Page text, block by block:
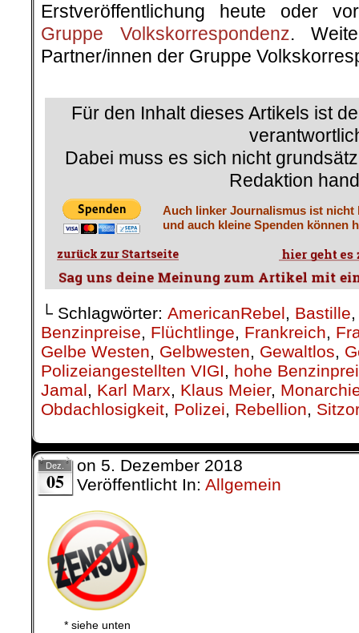
Erstveröffentlichung heute oder
Gruppe Volkskorrespondenz.
Partner/innen der Gruppe
Für den Inhalt dieses Artikels ist
Dabei muss es sich nicht
Redaktion
Auch linker Journalismus ist nicht
und auch kleine Spenden können
└ Schlagwörter: AmericanRebel, Bastille
Benzinpreise, Flüchtlinge, Frankreich,
Gelbe Westen, Gelbwesten, Gewaltlos,
Polizeiangestellten VIGI, hohe
Jamal, Karl Marx, Klaus Meier,
Obdachlosigkeit, Polizei, Rebellion,
Dez.
05
on 5. Dezember 2018
Veröffentlicht In: Allgemein
* siehe unten